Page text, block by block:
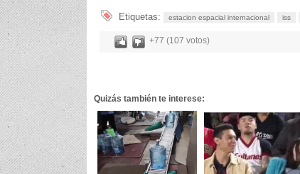
Etiquetas: estacion espacial internacional iss
+77 (107 votos)
Quizás también te interese: